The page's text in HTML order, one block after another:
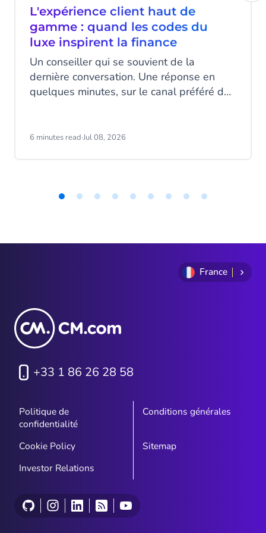
L'expérience client haut de
gamme : quand les codes du
luxe inspirent la finance
Un conseiller qui se souvient de la
dernière conversation. Une réponse en
quelques minutes, sur le canal préféré du
associé au luxe, devient pourtant un
6 minutes read·Jul 08, 2026
of
France
+33 1 86 26 28 58
Politique de
confidentialité
Conditions générales
Cookie Policy
Sitemap
Investor Relations